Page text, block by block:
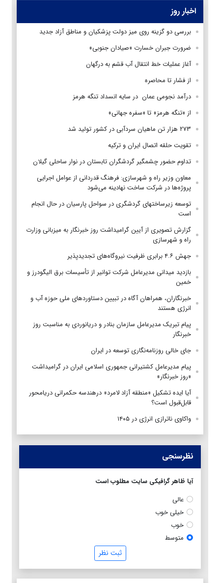
اخبار روز
بررسی دو گزینه روی میز دولت پزشکیان و مناطق آزاد جدید
ضرورت جبران خسارت «صیادان جنوبی»
آغاز عملیات خط انتقال آب قشم به درگهان
از فشار تا محاصره
درآمد نجومی عمان در سایه انسداد تنگه هرمز
از «تنگه هرمز» تا «سفره جهانی»
۲۷۳ هزار تن ماهیان سردآبی در کشور تولید شد
تقویت حلقه اتصال ایران و ترکیه
تداوم حضور چشمگیر گردشگران تابستان در نوار ساحلی گیلان
معاون وزیر راه و شهرسازی: فرهنگ قدردانی از عوامل اجرایی
پروژه‌ها در شرکت ساخت نهادینه می‌شود
توسعه زیرساختهای گردشگری در سواحل پارسیان در حال انجام
است
گزارش تصویری از آیین گرامیداشت روز خبرنگار به میزبانی وزارت
راه و شهرسازی
جهش ۴.۶ برابری ظرفیت نیروگاه‌های تجدیدپذیر
بازدید میدانی مدیرعامل شرکت توانیر از تأسیسات برق الیگودرز و
خمین
خبرنگاران، همراهان آگاه در تبیین دستاوردهای ملی حوزه آب و
انرژی هستند
پیام تبریک مدیرعامل سازمان بنادر و دریانوردی به مناسبت روز
خبرنگار
جای خالی روزنامه‌نگاری توسعه در ایران
پیام مدیرعامل کشتیرانی جمهوری اسلامی ایران در گرامیداشت
«روز خبرنگار»
آیا ایده تشکیل «منطقه آزاد لامرد» درهندسه حکمرانی دریامحور
قابل‌قبول است؟
واکاوی ناترازی انرژی در ۱۴۰۵
نظرسنجی
آیا ظاهر گرافیکی سایت مطلوب است
عالی
خیلی خوب
خوب
متوسط
ثبت نظر